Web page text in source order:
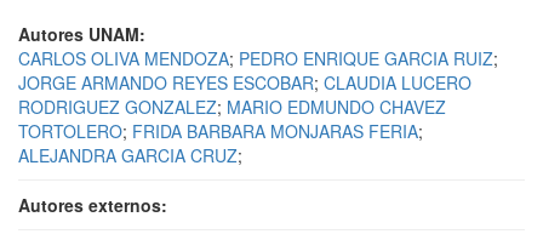
Autores UNAM:
CARLOS OLIVA MENDOZA; PEDRO ENRIQUE GARCIA RUIZ;
JORGE ARMANDO REYES ESCOBAR; CLAUDIA LUCERO
RODRIGUEZ GONZALEZ; MARIO EDMUNDO CHAVEZ
TORTOLERO; FRIDA BARBARA MONJARAS FERIA;
ALEJANDRA GARCIA CRUZ;
Autores externos: